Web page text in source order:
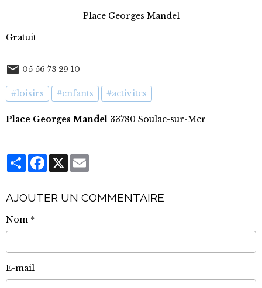
Place Georges Mandel
Gratuit
05 56 73 29 10
#loisirs #enfants #activites
Place Georges Mandel 33780 Soulac-sur-Mer
PartagerFacebook
X
AJOUTER UN COMMENTAIRE
Nom
E-mail